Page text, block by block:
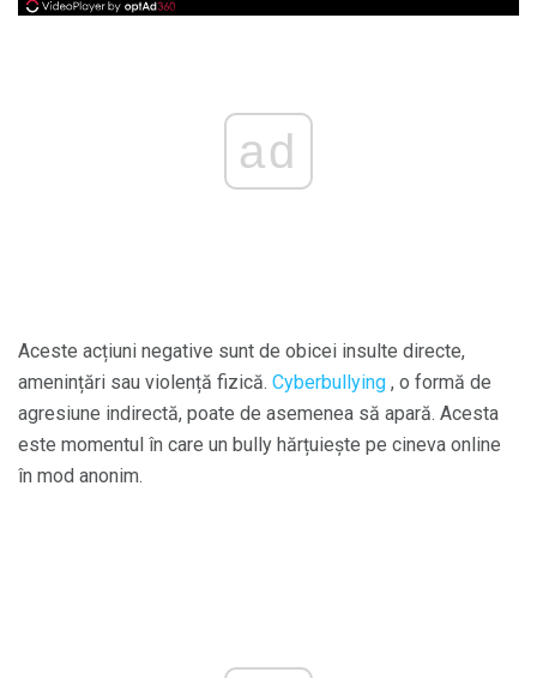
ad
Aceste acțiuni negative sunt de obicei insulte directe,
amenințări sau violență fizică. Cyberbullying , o formă de
agresiune indirectă, poate de asemenea să apară. Acesta
este momentul în care un bully hărțuiește pe cineva online
în mod anonim.